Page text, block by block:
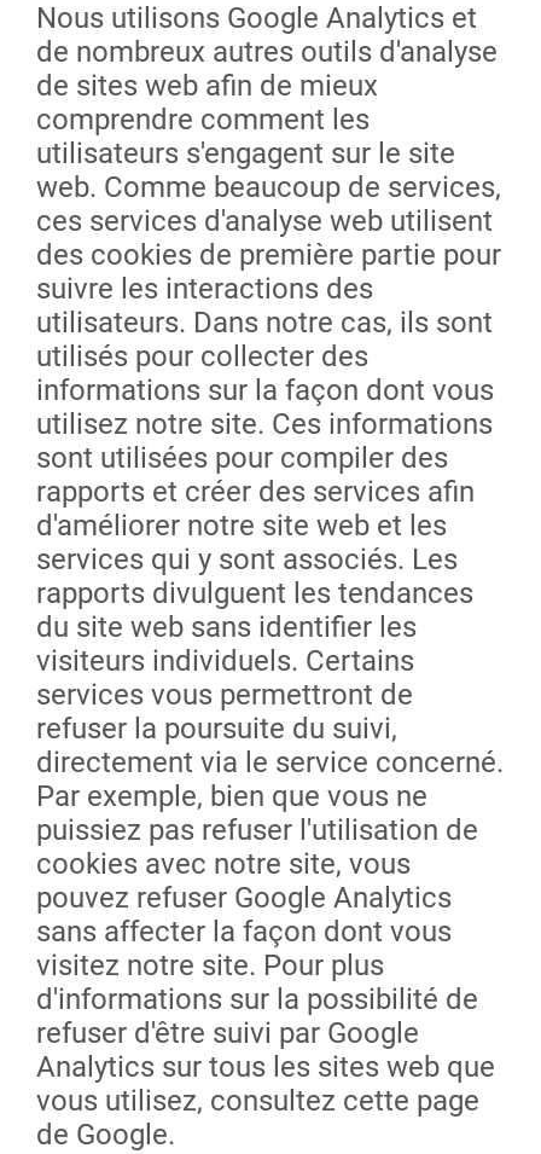
Nous utilisons Google Analytics et
de nombreux autres outils d'analyse
de sites web afin de mieux
comprendre comment les
utilisateurs s'engagent sur le site
web. Comme beaucoup de services,
ces services d'analyse web utilisent
des cookies de première partie pour
suivre les interactions des
utilisateurs. Dans notre cas, ils sont
utilisés pour collecter des
informations sur la façon dont vous
utilisez notre site. Ces informations
sont utilisées pour compiler des
rapports et créer des services afin
d'améliorer notre site web et les
services qui y sont associés. Les
rapports divulguent les tendances
du site web sans identifier les
visiteurs individuels. Certains
services vous permettront de
refuser la poursuite du suivi,
directement via le service concerné.
Par exemple, bien que vous ne
puissiez pas refuser l'utilisation de
cookies avec notre site, vous
pouvez refuser Google Analytics
sans affecter la façon dont vous
visitez notre site. Pour plus
d'informations sur la possibilité de
refuser d'être suivi par Google
Analytics sur tous les sites web que
vous utilisez, consultez cette page
de Google.